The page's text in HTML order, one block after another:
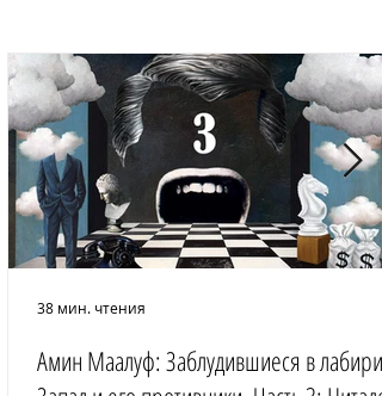
Амин Маалуф: Заблудившиеся в
38 мин. чтения